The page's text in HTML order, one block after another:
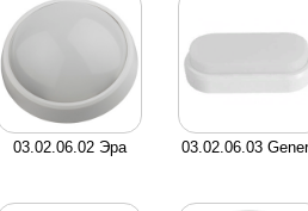
03.02.06.02 Эра 03.02.06.03